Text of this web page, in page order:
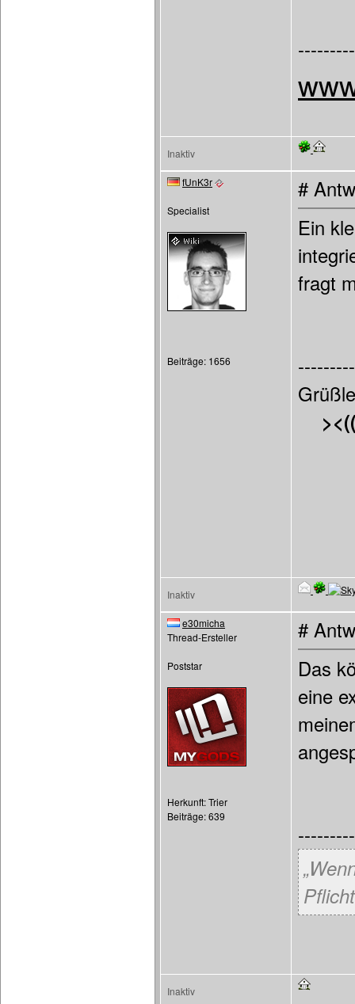
Inaktiv
fUnK3r
Specialist
Beiträge: 1656
#
Ein
fragt
Inaktiv
e30micha
Thread-Ersteller
Poststar
Herkunft: Trier
Beiträge: 639
#
Das
eine
Inaktiv